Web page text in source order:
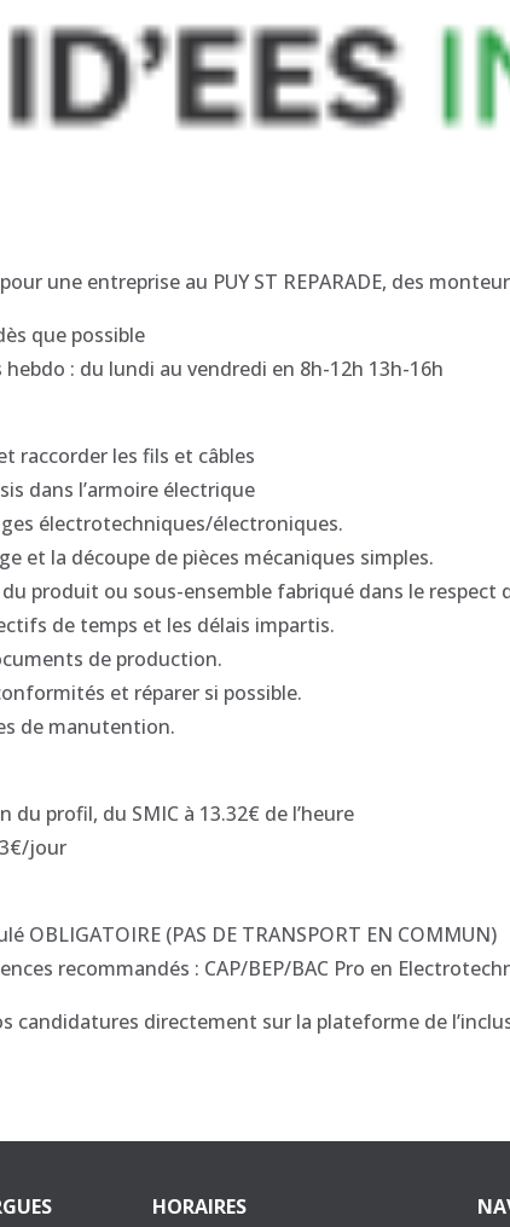
une entreprise au PUY ST REPARADE, des
que possible
hebdo : du lundi au vendredi en 8h-12h 13h-16h
raccorder les fils et câbles
dans l’armoire électrique
électrotechniques/électroniques.
et la découpe de pièces mécaniques simples.
produit ou sous-ensemble fabriqué dans le respect
de temps et les délais impartis.
de production.
et réparer si possible.
de manutention.
du profil, du SMIC à 13.32€ de l’heure
jour
OBLIGATOIRE (PAS DE TRANSPORT EN COMMUN)
recommandés : CAP/BEP/BAC Pro en
candidatures directement sur la plateforme de
HORAIRES